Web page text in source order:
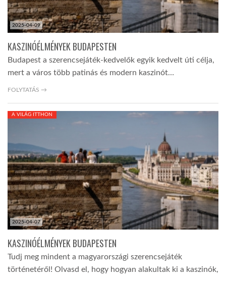
A NAP SZÉPE
LINKTR.EE
GLOBOZSARU
LATIMO.HU
GLOBOBOOK
2025-04-09
KASZINÓÉLMÉNYEK BUDAPESTEN
Budapest a szerencsejáték-kedvelők egyik kedvelt úti célja,
mert a város több patinás és modern kaszinót…
FOLYTATÁS →
2025-04-07
A VILÁG ITTHON
KASZINÓÉLMÉNYEK BUDAPESTEN
Tudj meg mindent a magyarországi szerencsejáték
történetéről! Olvasd el, hogy hogyan alakultak ki a kaszinók,